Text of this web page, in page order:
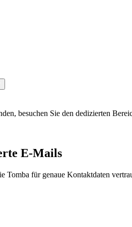
besuchen Sie den dedizierten
E-Mails
Tomba für genaue Kontaktdaten